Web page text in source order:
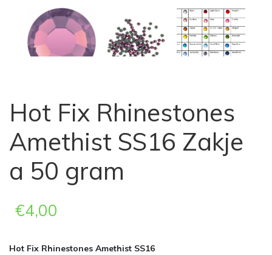
Hot Fix Rhinestones
Amethist SS16 Zakje
a 50 gram
€4,00
Hot Fix Rhinestones Amethist SS16